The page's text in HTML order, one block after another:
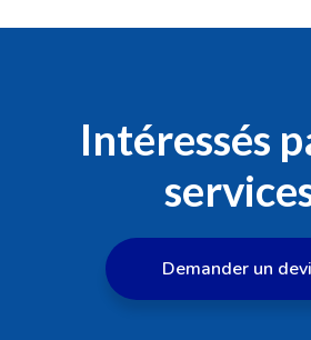
Intéressés
Demander un